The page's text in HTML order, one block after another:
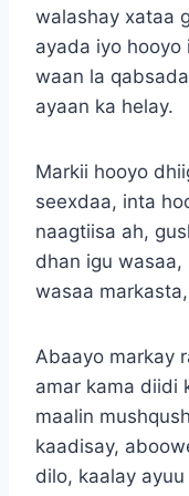
walashay xataa
ayada iyo
waan la
ayaan ka helay.
Markii hooyo
seexdaa, inta
naagtiisa ah,
dhan igu
wasaa
Abaayo markay
amar kama diidi
maalin
kaadisay,
dilo, kaalay